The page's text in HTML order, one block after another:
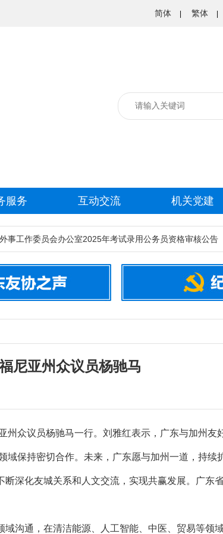
简体 繁体
服务 互动交流 机关党建
工作委员会办公室2025年考试录用公务员资格审核公告
尼亚州众议员杨驰马
众议员杨驰马一行。刘雅红表示，广东与加州友
保持密切合作。未来，广东愿与加州一道，持续
深化友城关系和人文交流，实现共赢发展。广东
通，在清洁能源、人工智能、中医、贸易等领